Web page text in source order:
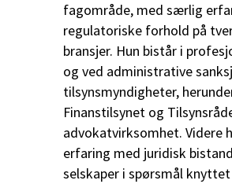
fagområde, med særlig
regulatoriske forhold på
bransjer. Hun bistår i
og ved administrative
tilsynsmyndigheter,
Finanstilsynet og
advokatvirksomhet. Videre
erfaring med juridisk
selskaper i spørsmål